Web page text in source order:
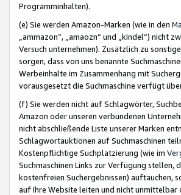
Programminhalten).
(e) Sie werden Amazon-Marken (wie in den
„ammazon“, „amaozn“ und „kindel“) nicht
Versuch unternehmen). Zusätzlich zu
sorgen, dass von uns benannte
Werbeinhalte im Zusammenhang mit
vorausgesetzt die Suchmaschine verfügt
(f) Sie werden nicht auf Schlagwörter,
Amazon oder unseren verbundenen
nicht abschließende Liste unserer Marken
Schlagwortauktionen auf Suchmaschinen
Kostenpflichtige Suchplatzierung (wie im
Suchmaschinen Links zur Verfügung stellen,
kostenfreien Suchergebnissen) auftauchen,
auf Ihre Website leiten und nicht